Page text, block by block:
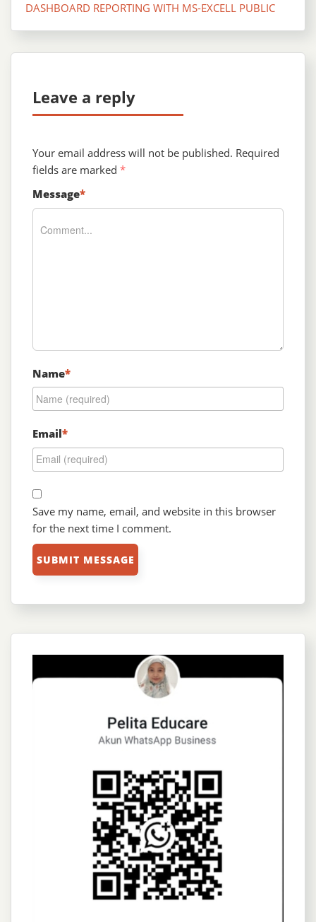
DASHBOARD REPORTING WITH MS-EXCELL PUBLIC
Leave a reply
Your email address will not be published. Required
fields are marked *
Message*
Name*
Email*
Save my name, email, and website in this browser
for the next time I comment.